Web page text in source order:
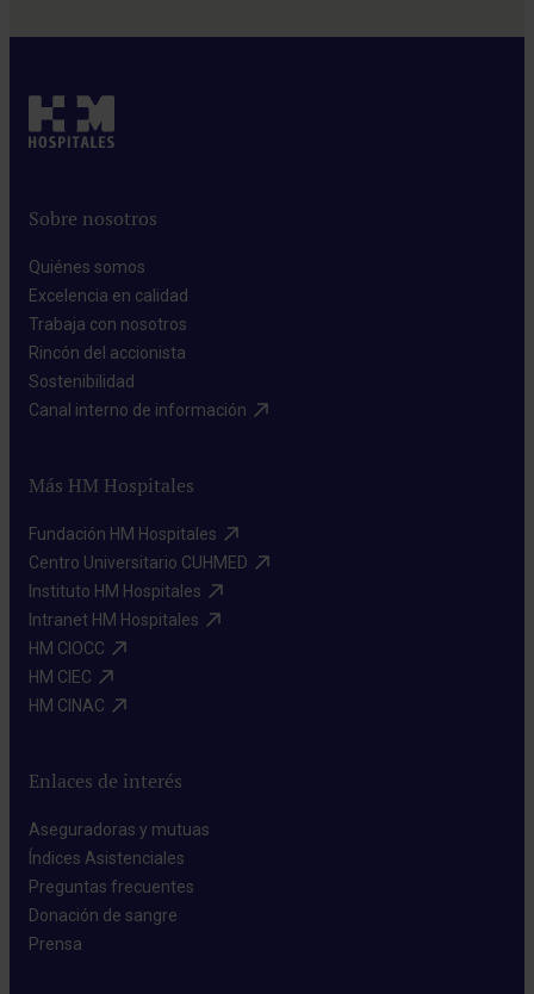
Sobre nosotros
Quiénes somos​
Excelencia en calidad​
Trabaja con nosotros​
Rincón del accionista​
Sostenibilidad​
Canal interno de información​
Más HM Hospitales
Fundación HM Hospitales​
Centro Universitario CUHMED​
Instituto HM Hospitales​
Intranet HM Hospitales​
HM CIOCC​
HM CIEC​
HM CINAC​
Enlaces de interés
Aseguradoras y mutuas​
Índices Asistenciales​
Preguntas frecuentes​
Donación de sangre​
Prensa​